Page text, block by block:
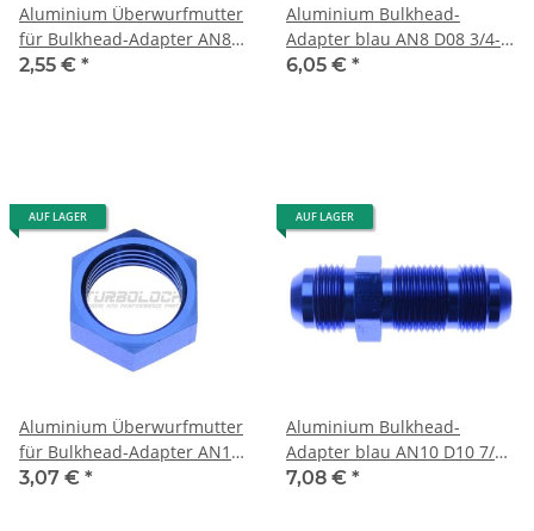
Aluminium Überwurfmutter
für Bulkhead-Adapter AN8
D08 - blau
2,55 € *
Aluminium Bulkhead-
Adapter blau AN8 D08 3/4-
16" UNF - gerade
6,05 € *
AUF LAGER
Aluminium Überwurfmutter
für Bulkhead-Adapter AN10
D10 - blau
3,07 € *
AUF LAGER
Aluminium Bulkhead-
Adapter blau AN10 D10 7/8-
14" UNF - gerade
7,08 € *